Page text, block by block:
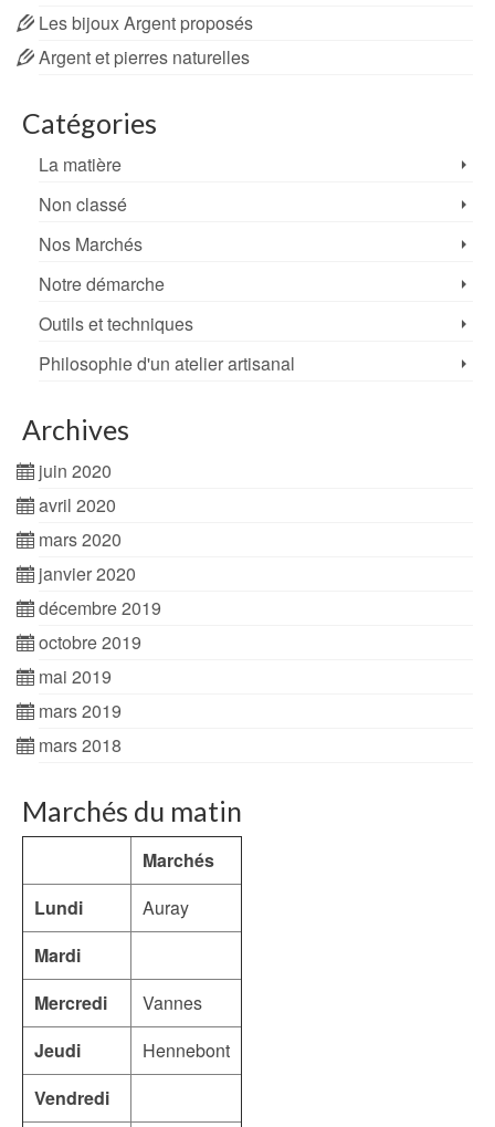
Les bijoux Argent proposés
Argent et pierres naturelles
Catégories
La matière
Non classé
Nos Marchés
Notre démarche
Outils et techniques
Philosophie d'un atelier artisanal
Archives
juin 2020
avril 2020
mars 2020
janvier 2020
décembre 2019
octobre 2019
mai 2019
mars 2019
mars 2018
Marchés du matin
Marchés
Lundi
Auray
Mardi
Mercredi
Vannes
Jeudi
Hennebont
Vendredi